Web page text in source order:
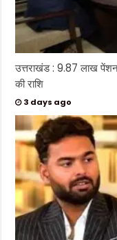
उत्तराखंड : 9.87 लाख पेंशन
की राशि
3 days ago